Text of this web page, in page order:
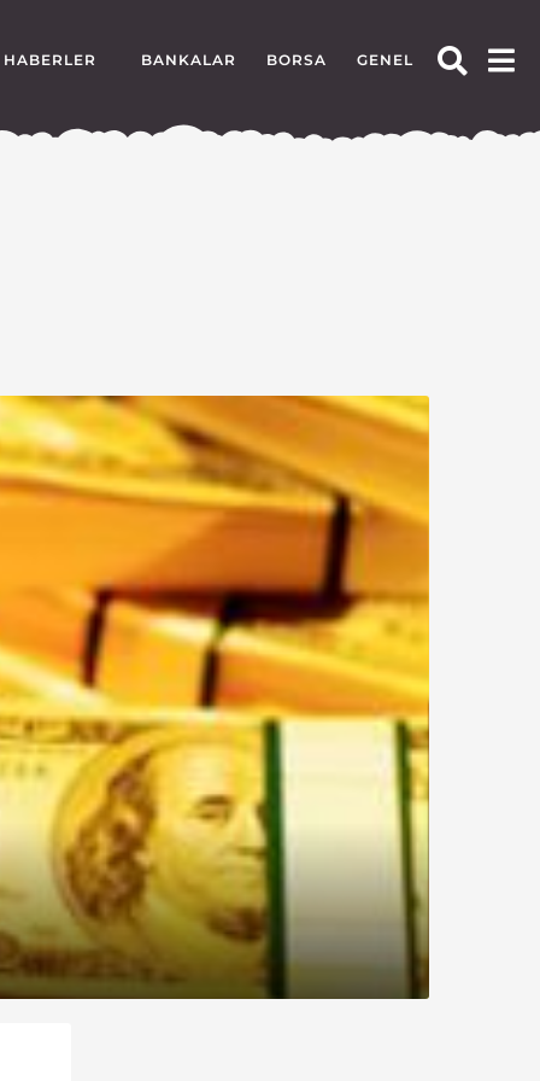
HABERLER BANKALAR BORSA GENEL